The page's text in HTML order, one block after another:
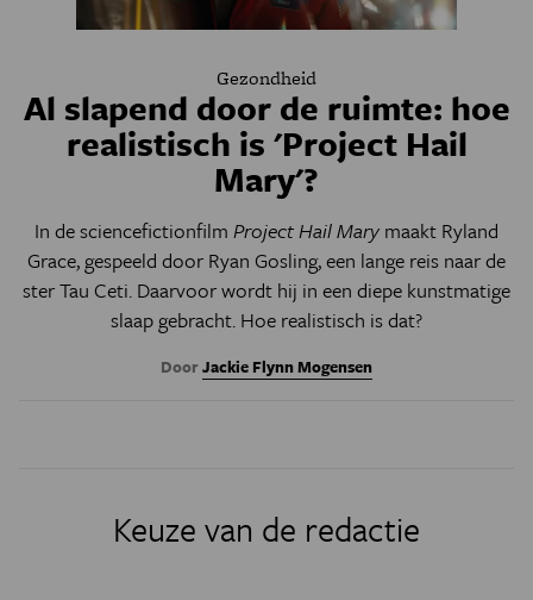
Gezondheid
Al slapend door de ruimte: hoe
realistisch is 'Project Hail
Mary'?
In de sciencefictionfilm Project Hail Mary maakt Ryland
Grace, gespeeld door Ryan Gosling, een lange reis naar de
ster Tau Ceti. Daarvoor wordt hij in een diepe kunstmatige
slaap gebracht. Hoe realistisch is dat?
DoorJackie Flynn Mogensen
Keuze van de redactie